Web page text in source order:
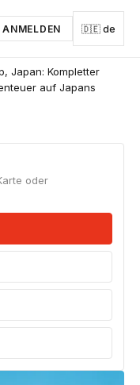
ANMELDEN 🇩🇪 de
Japan: Kompletter
auf Japans
oder